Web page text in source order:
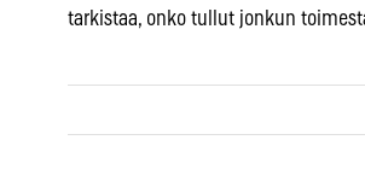
tarkistaa, onko tullut jonkun